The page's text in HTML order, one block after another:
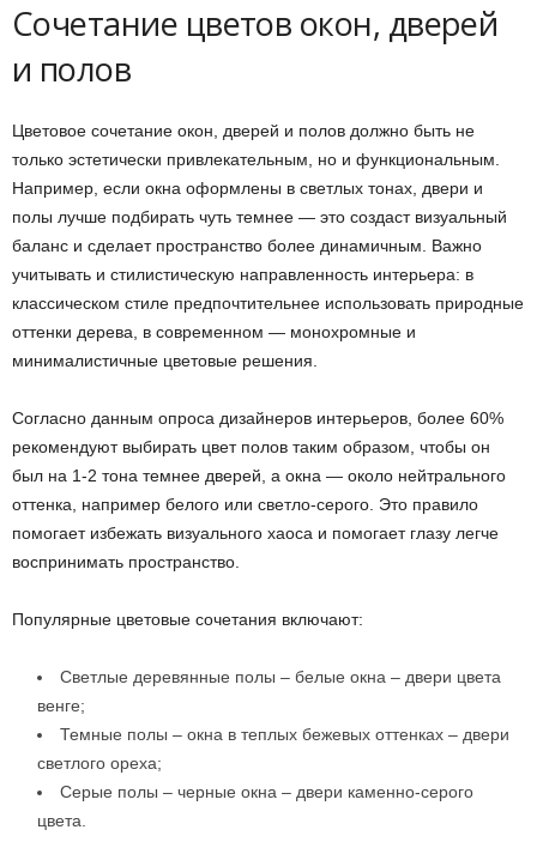
Сочетание цветов окон, дверей
и полов
Цветовое сочетание окон, дверей и полов должно быть не
только эстетически привлекательным, но и функциональным.
Например, если окна оформлены в светлых тонах, двери и
полы лучше подбирать чуть темнее — это создаст визуальный
баланс и сделает пространство более динамичным. Важно
учитывать и стилистическую направленность интерьера: в
классическом стиле предпочтительнее использовать природные
оттенки дерева, в современном — монохромные и
минималистичные цветовые решения.
Согласно данным опроса дизайнеров интерьеров, более 60%
рекомендуют выбирать цвет полов таким образом, чтобы он
был на 1-2 тона темнее дверей, а окна — около нейтрального
оттенка, например белого или светло-серого. Это правило
помогает избежать визуального хаоса и помогает глазу легче
воспринимать пространство.
Популярные цветовые сочетания включают:
Светлые деревянные полы – белые окна – двери цвета
венге;
Темные полы – окна в теплых бежевых оттенках – двери
светлого ореха;
Серые полы – черные окна – двери каменно-серого
цвета.